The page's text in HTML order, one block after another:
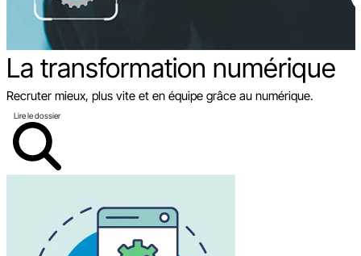
La transformation numérique
Recruter mieux, plus vite et en équipe grâce au numérique.
Lire le dossier